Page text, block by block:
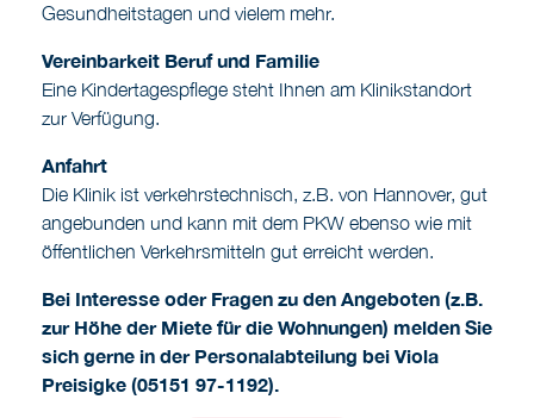
Gesundheitstagen und vielem mehr.
Vereinbarkeit Beruf und Familie
Eine Kindertagespflege steht Ihnen am Klinikstandort
zur Verfügung.
Anfahrt
Die Klinik ist verkehrstechnisch, z.B. von Hannover, gut
angebunden und kann mit dem PKW ebenso wie mit
öffentlichen Verkehrsmitteln gut erreicht werden.
Bei Interesse oder Fragen zu den Angeboten (z.B.
zur Höhe der Miete für die Wohnungen) melden Sie
sich gerne in der Personalabteilung bei Viola
Preisigke (05151 97-1192).